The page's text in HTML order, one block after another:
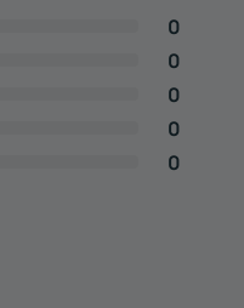
0
0
0
0
0